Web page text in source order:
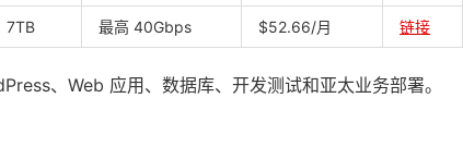
7TB 最高 40Gbps $52.66/月 链接
、Web 应用、数据库、开发测试和亚太业务部署。